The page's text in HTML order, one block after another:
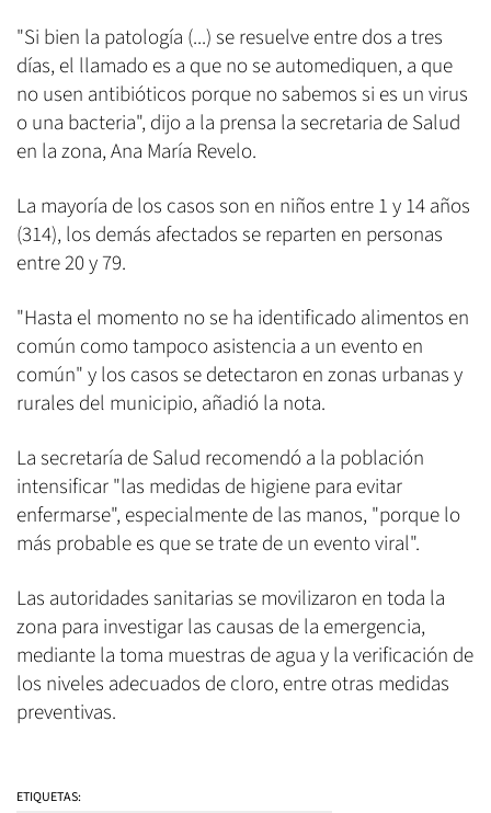
"Si bien la patología (...) se resuelve entre dos a tres
días, el llamado es a que no se automediquen, a que
no usen antibióticos porque no sabemos si es un virus
o una bacteria", dijo a la prensa la secretaria de Salud
en la zona, Ana María Revelo.
La mayoría de los casos son en niños entre 1 y 14 años
(314), los demás afectados se reparten en personas
entre 20 y 79.
"Hasta el momento no se ha identificado alimentos en
común como tampoco asistencia a un evento en
común" y los casos se detectaron en zonas urbanas y
rurales del municipio, añadió la nota.
La secretaría de Salud recomendó a la población
intensificar "las medidas de higiene para evitar
enfermarse", especialmente de las manos, "porque lo
más probable es que se trate de un evento viral".
Las autoridades sanitarias se movilizaron en toda la
zona para investigar las causas de la emergencia,
mediante la toma muestras de agua y la verificación de
los niveles adecuados de cloro, entre otras medidas
preventivas.
ETIQUETAS: